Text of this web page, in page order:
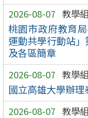
2026-08-07 教學組
桃園市政府教育
運動共學行動站
及各區簡章
2026-08-07 教學組
國立高雄大學辦
2026-08-07 教學組